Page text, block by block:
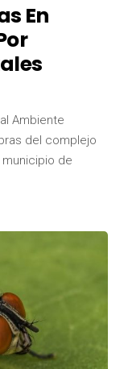
En
Ambiente
del complejo
municipio de